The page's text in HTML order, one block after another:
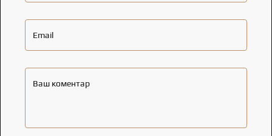
Email
Ваш коментар